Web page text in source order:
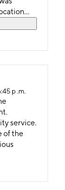
p .m.
service.
of the